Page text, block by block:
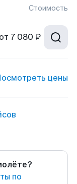
Стоимость
от 7 080 ₽
цены
по